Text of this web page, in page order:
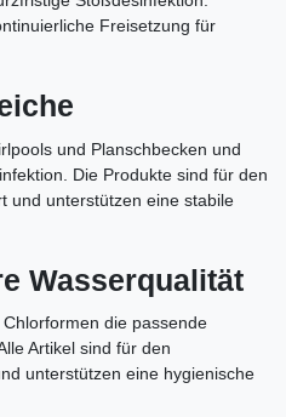
Freisetzung für
und Planschbecken und
Die Produkte sind für den
und unterstützen eine stabile
Wasserqualität
die passende
Artikel sind für den
unterstützen eine hygienische